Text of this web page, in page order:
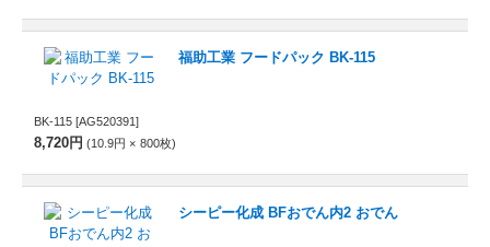
福助工業 フードパック BK-115
BK-115 [AG520391]
8,720円 10.9円 800枚
シーピー化成 BFおでん内2 おでん